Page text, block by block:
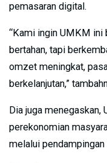
pemasaran digital.
“Kami ingin UMKM ini
bertahan, tapi
omzet meningkat,
berkelanjutan,”
Dia juga menegaskan,
perekonomian
melalui